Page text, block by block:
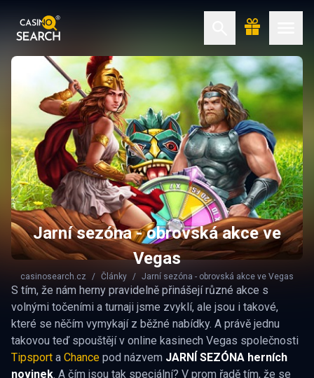
Jarní sezóna - obrovská akce ve
Vegas
casinosearch.cz Články Jarní sezóna - obrovská akce ve Vegas
S tím, že nám herny pravidelně přinášejí různé akce s
volnými točeními a turnaji jsme zvyklí, ale jsou i takové,
které se něčím vymykají z běžné nabídky. A právě jednu
takovou teď spouštějí v online kasinech Vegas společnosti
Tipsport a Chance pod názvem JARNÍ SEZÓNA herních
novinek. A čím jsou tak speciální? V prom řadě tím, že se